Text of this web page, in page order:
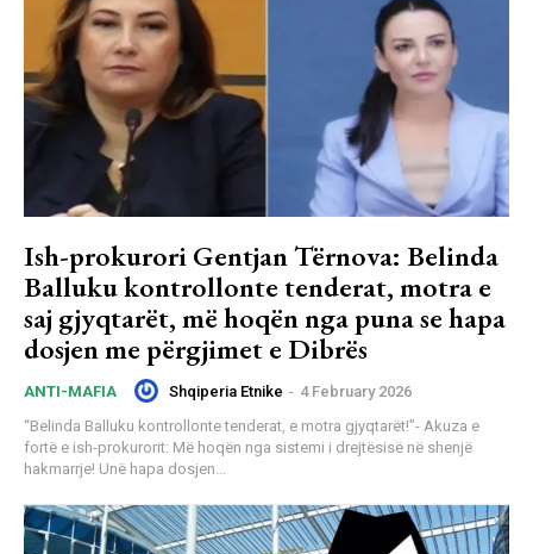
Ish-prokurori Gentjan Tërnova: Belinda
Balluku kontrollonte tenderat, motra e
saj gjyqtarët, më hoqën nga puna se hapa
dosjen me përgjimet e Dibrës
ANTI-MAFIA Shqiperia Etnike - 4 February 2026
“Belinda Balluku kontrollonte tenderat, e motra gjyqtarët!”- Akuza e
fortë e ish-prokurorit: Më hoqën nga sistemi i drejtësisë në shenjë
hakmarrje! Unë hapa dosjen...